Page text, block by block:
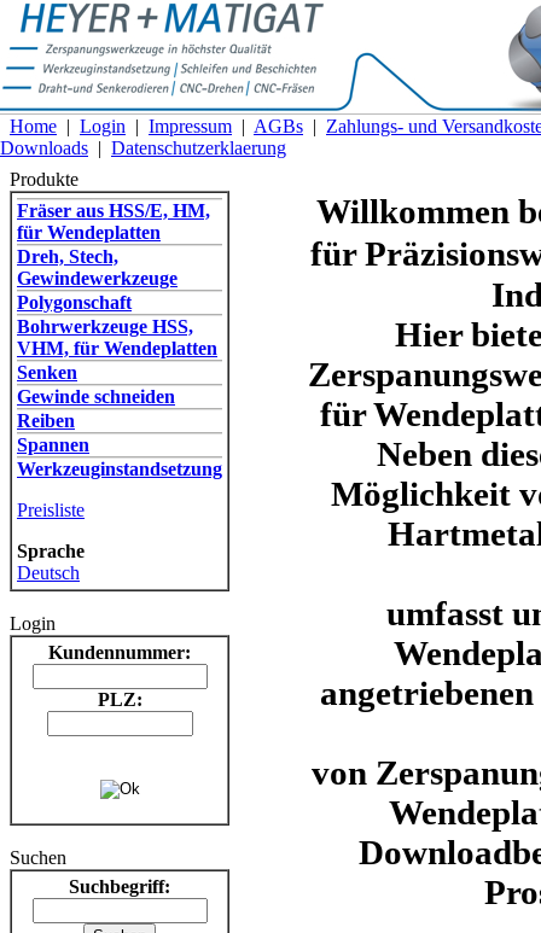
Home | Login | Impressum | AGBs | Zahlungs- und
Downloads | Datenschutzerklaerung
Produkte
Fräser aus HSS/E, HM,
für Wendeplatten
Dreh, Stech,
Gewindewerkzeuge
Polygonschaft
Bohrwerkzeuge HSS,
VHM, für Wendeplatten
Senken
Gewinde schneiden
Reiben
Spannen
Werkzeuginstandsetzung
Preisliste
Sprache
Deutsch
Login
Kundennummer:
PLZ:
Suchen
Suchbegriff:
Willkommen
für
Hier
für
Neben
Möglichkeit
umfasst
von